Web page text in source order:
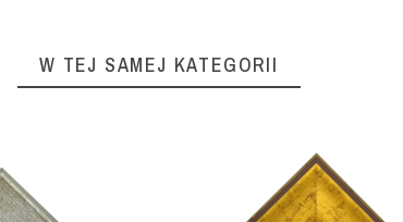
W TEJ SAMEJ KATEGORII